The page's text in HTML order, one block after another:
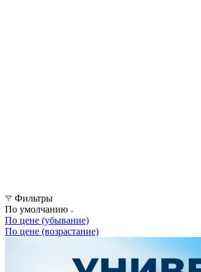
Фильтры
По умолчанию
По цене (убывание)
По цене (возрастание)